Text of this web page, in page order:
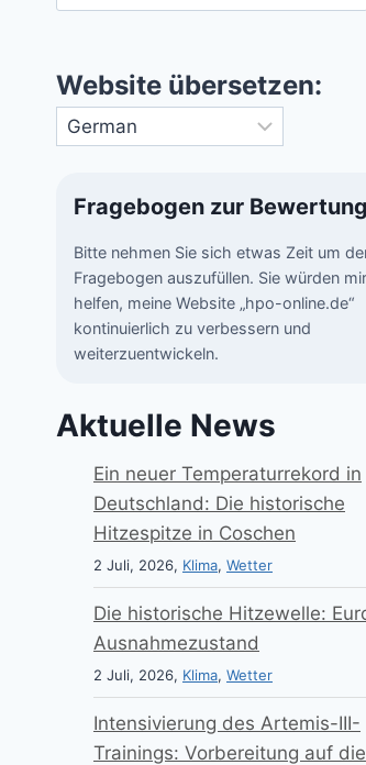
Website übersetzen:
Fragebogen zur Bewertung
Bitte nehmen Sie sich etwas Zeit um
Fragebogen auszufüllen. Sie würden
helfen, meine Website „hpo-online.de“
kontinuierlich zu verbessern und
weiterzuentwickeln.
Aktuelle News
Ein neuer Temperaturrekord in
Deutschland: Die historische
Hitzespitze in Coschen
2 Juli, 2026, Klima, Wetter
Die historische Hitzewelle:
Ausnahmezustand
2 Juli, 2026, Klima, Wetter
Intensivierung des Artemis-III-
Trainings: Vorbereitung auf die